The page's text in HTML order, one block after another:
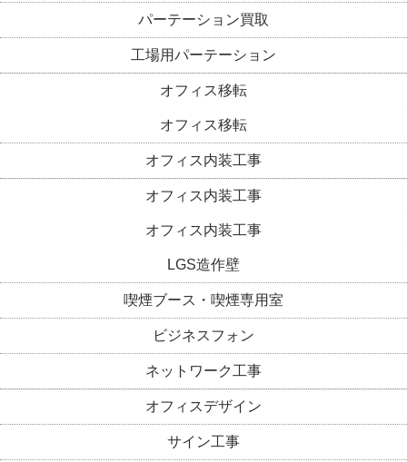
パーテーション買取
工場用パーテーション
オフィス移転
オフィス移転
オフィス内装工事
オフィス内装工事
オフィス内装工事
LGS造作壁
喫煙ブース・喫煙専用室
ビジネスフォン
ネットワーク工事
オフィスデザイン
サイン工事